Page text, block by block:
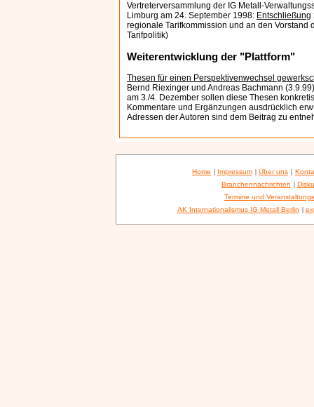
Vertreterversammlung der IG Metall-
Limburg am 24. September 1998: Entschließung
regionale Tarifkommission und an den Vorstand
Tarifpolitik)
Weiterentwicklung der "Plattform"
Thesen für einen Perspektivenwechsel
Bernd Riexinger und Andreas Bachmann
am 3./4. Dezember sollen diese Thesen
Kommentare und Ergänzungen ausdrücklich
Adressen der Autoren sind dem Beitrag zu
Home | Impressum | Über uns |
Branchennachrichten |
Termine und
AK Internationalismus IG Metall Berlin |